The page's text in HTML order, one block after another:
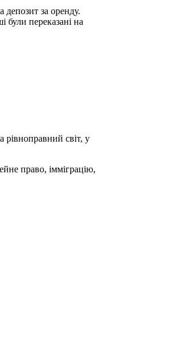
за оренду.
були переказані на
світ, у
право, імміграцію,